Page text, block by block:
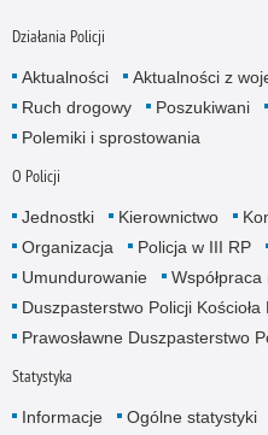
Działania Policji
Aktualności Aktualności z
Ruch drogowy
Poszukiwani
Polemiki i sprostowania
O Policji
Jednostki Kierownictwo
Organizacja
Policja w III RP
Umundurowanie
Duszpasterstwo Policji
Prawosławne Duszpasterstwo
Statystyka
Informacje Ogólne statystyki